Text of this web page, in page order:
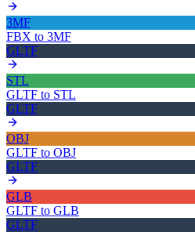
3MF
FBX to 3MF
GLTF
STL
GLTF to STL
GLTF
OBJ
GLTF to OBJ
GLTF
GLB
GLTF to GLB
GLTF